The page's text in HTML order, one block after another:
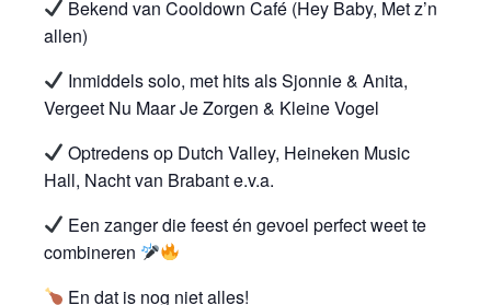
Bekend van Cooldown Café (Hey Baby, Met z’n
allen)
Inmiddels solo, met hits als Sjonnie & Anita,
Vergeet Nu Maar Je Zorgen & Kleine Vogel
Optredens op Dutch Valley, Heineken Music
Hall, Nacht van Brabant e.v.a.
Een zanger die feest én gevoel perfect weet te
combineren
En dat is nog niet alles!